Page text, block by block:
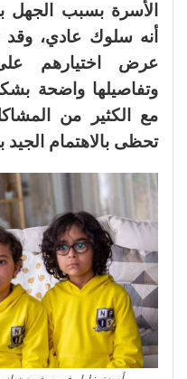
الأسرة بسبب الجهل
أنه سلوك عادي،
عرض اختيارهم
وتفاصيلها واضحة
مع الكثير من
تحظى بالاهتمام